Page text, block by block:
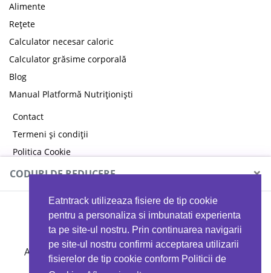
Eatntrack utilizeaza fisiere de tip cookie
pentru a personaliza si imbunatati experienta
ta pe site-ul nostru. Prin continuarea navigarii
pe site-ul nostru confirmi acceptarea utilizarii
fisierelor de tip cookie conform Politicii de
Alimente
Rețete
Calculator necesar caloric
Calculator grăsime corporală
Blog
Manual Platformă Nutriționiști
Contact
Termeni și condiții
Politica Cookie
Politica de confidențialitate
CODURI DE REDUCERE ×
MYPROTEIN
Ai 40%reducere la orice comandă folosind codul
EATTRACK